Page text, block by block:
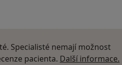
Specialisté nemají možnost
pacienta. Další informace.